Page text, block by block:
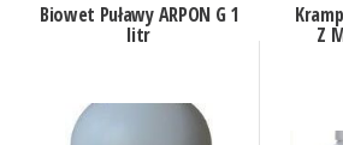
Biowet Puławy ARPON G 1
litr Z